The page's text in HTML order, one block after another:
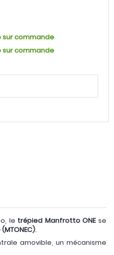
sur commande
sur commande
le trépied Manfrotto ONEse
.
amovible, un mécanisme